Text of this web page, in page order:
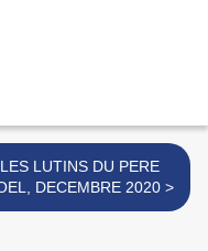
LES LUTINS DU PERE
NOEL, DECEMBRE 2020 >